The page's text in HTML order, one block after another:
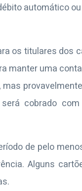
automático
os titulares dos
manter uma
cobrado
de pelo
Alguns